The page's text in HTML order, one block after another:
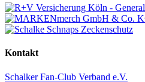
Kontakt
Schalker Fan-Club Verband e.V.